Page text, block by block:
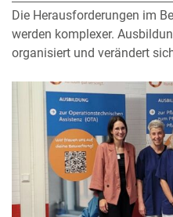
Die Herausforderungen im
werden komplexer.
organisiert und verändert